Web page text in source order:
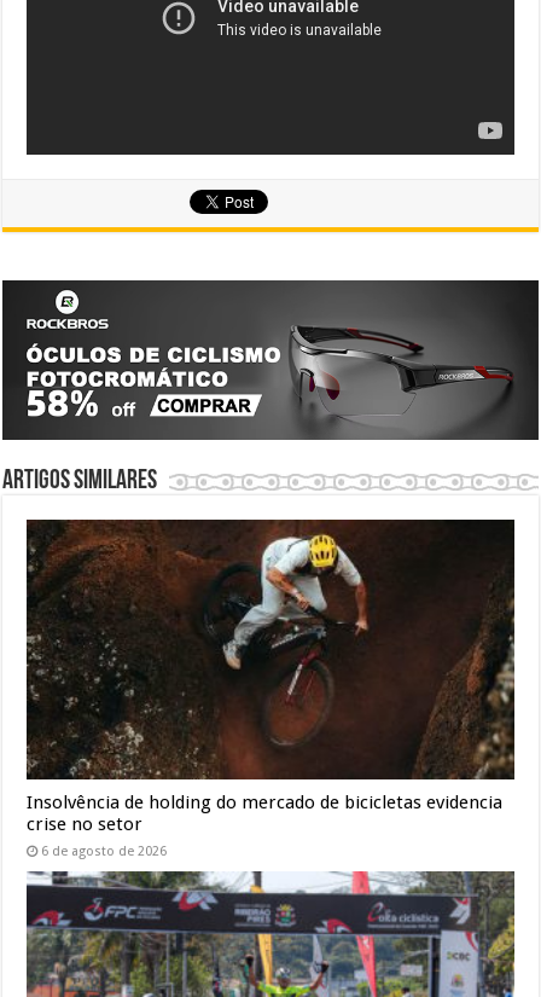
Artigos similares
Insolvência de holding do mercado de bicicletas evidencia
crise no setor
6 de agosto de 2026